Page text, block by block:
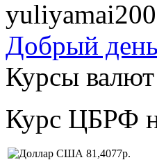
Добрый
Курсы валют
Курс ЦБРФ
81,4077р.